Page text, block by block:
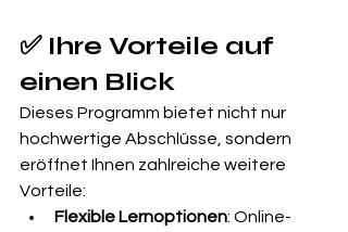
✅ Ihre Vorteile auf
einen Blick
Dieses Programm bietet nicht nur
hochwertige Abschlüsse, sondern
eröffnet Ihnen zahlreiche weitere
Vorteile:
Flexible Lernoptionen: Online-